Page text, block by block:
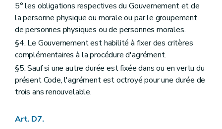
Art. D423
Art. D424
Art. D425
Chapitre V
Disposition finale
Art. D426
Annexe
5° les obligations respectives du Gouvernement et de
la personne physique ou morale ou par le groupement
de personnes physiques ou de personnes morales.
§4. Le Gouvernement est habilité à fixer des critères
complémentaires à la procédure d'agrément.
§5. Sauf si une autre durée est fixée dans ou en vertu du
présent Code, l'agrément est octroyé pour une durée de
trois ans renouvelable.
Art. D7.